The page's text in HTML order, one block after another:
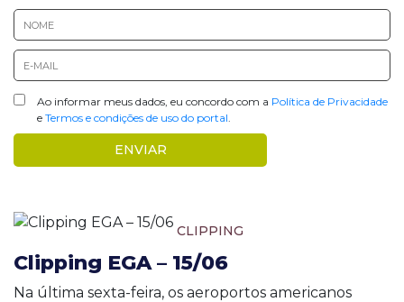
Ao informar meus dados, eu concordo com a Política de Privacidade
e Termos e condições de uso do portal.
CLIPPING
Clipping EGA – 15/06
Na última sexta-feira, os aeroportos americanos